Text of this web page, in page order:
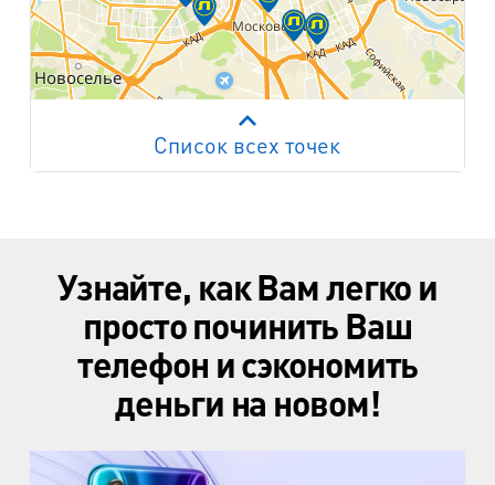
м. Пр. Ветеранов
пр. Ветеранов, д.9
м. Ул. Дыбенко
пр. Большевиков, д.25
м. Комендантский пр.
пр. Авиаконструкторов, д.4
Работает на API 2ГИС
Лицензионное соглашение
Список всех точек
Узнайте, как Вам легко и
просто починить Ваш
телефон и сэкономить
деньги на новом!